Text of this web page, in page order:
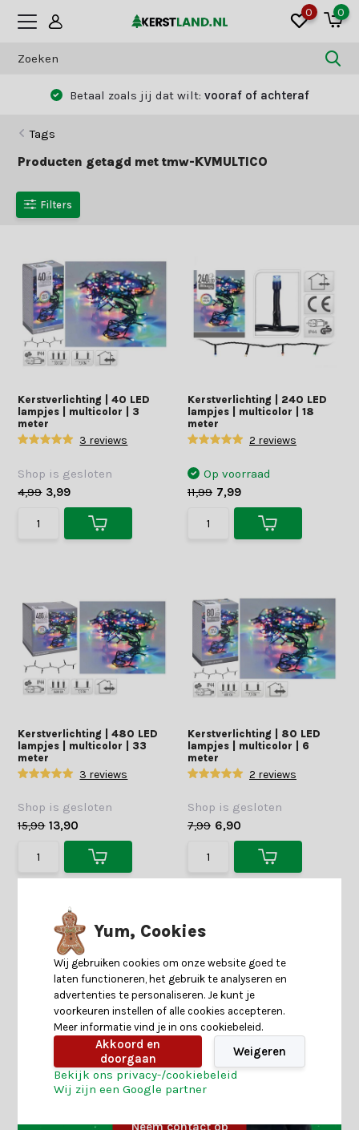
0 0
Betaal zoals jij dat wilt: vooraf of achteraf
Tags
Producten getagd met tmw-KVMULTICO
Filters
Kerstverlichting | 40 LED
lampjes | multicolor | 3
meter
3 reviews
Shop is gesloten
4,99 3,99
Kerstverlichting | 240 LED
lampjes | multicolor | 18
meter
2 reviews
Op voorraad
11,99 7,99
Kerstverlichting | 480 LED
lampjes | multicolor | 33
meter
3 reviews
Shop is gesloten
15,99 13,90
Kerstverlichting | 80 LED
lampjes | multicolor | 6
meter
2 reviews
Shop is gesloten
7,99 6,90
Neem contact op
Yum, Cookies
Wij gebruiken cookies om onze website goed te
laten functioneren, het gebruik te analyseren en
advertenties te personaliseren. Je kunt je
voorkeuren instellen of alle cookies accepteren.
Meer informatie vind je in ons cookiebeleid.
Akkoord en
doorgaan
Weigeren
Bekijk ons privacy-/cookiebeleid
Wij zijn een Google partner